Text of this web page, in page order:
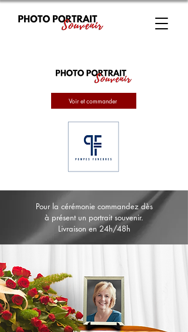
Voir et commander
Pour la cérémonie commandez dès
à présent un portrait souvenir.
Livraison en 24h/48h